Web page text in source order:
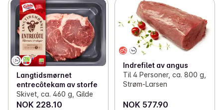
Langtidsmørnet
entrecôtekam av storfe
Skivet, ca. 460 g, Gilde
NOK 228.10
Indrefilet av angus
Til 4 Personer, ca. 800 g,
Strøm-Larsen
NOK 577.90